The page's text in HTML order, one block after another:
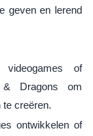
geven en lerend
of
& Dragons om
te creëren.
ontwikkelen of